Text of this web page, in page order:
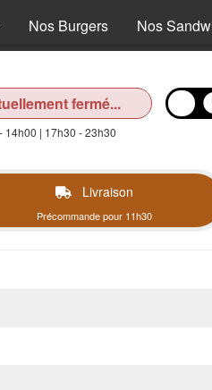
Nos Burgers Nos
fermé...
14h00 | 17h30 - 23h30
Livraison
Précommande pour 11h30